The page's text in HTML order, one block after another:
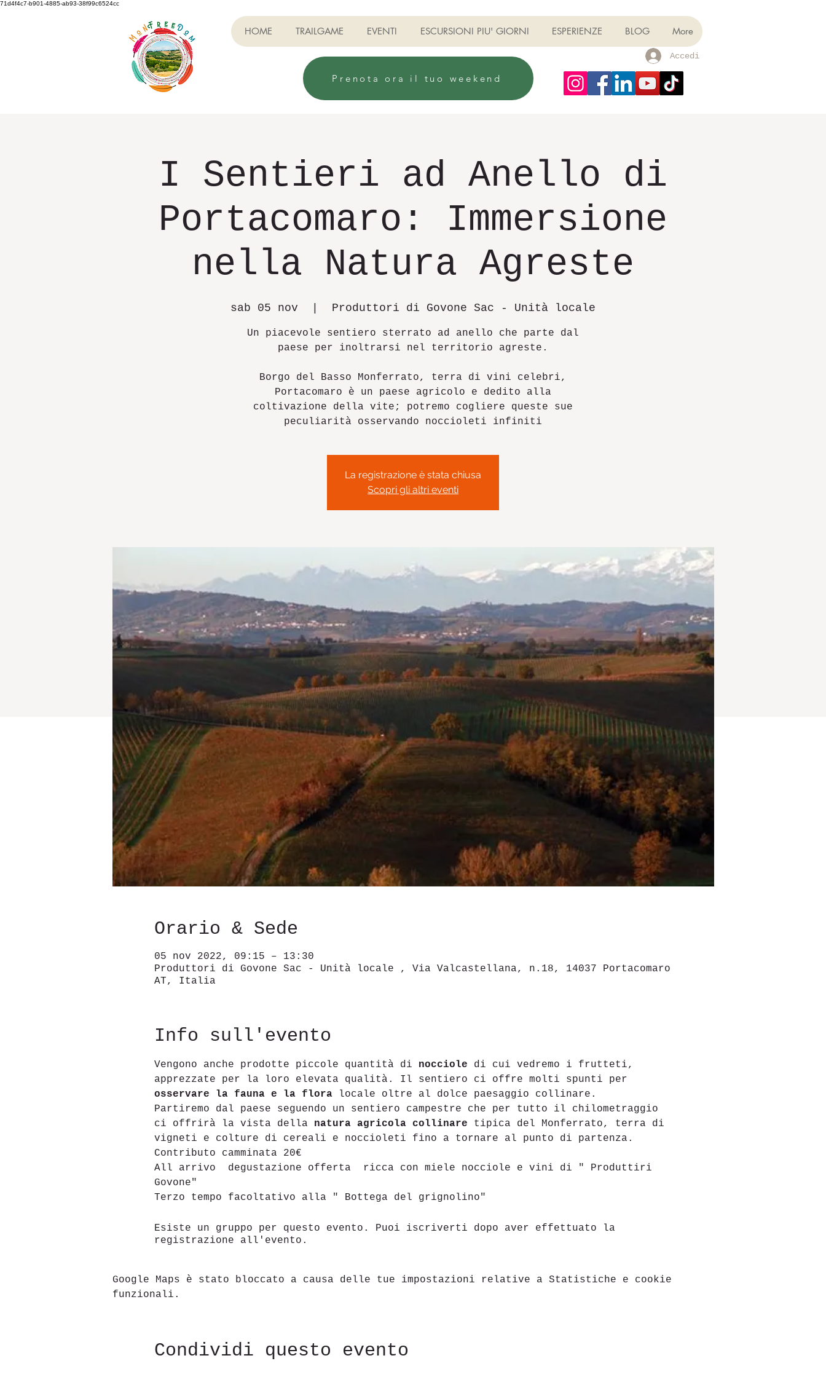
71d4f4c7-b901-4885-ab93-38f99c6524cc
HOME TRAILGAME EVENTI ESCURSIONI PIU' GIORNI ESPERIENZE BLOG More
Accedi
Prenota ora il tuo weekend
I Sentieri ad Anello di
Portacomaro: Immersione
nella Natura Agreste
sab 05 nov Produttori di Govone Sac - Unità locale
Un piacevole sentiero sterrato ad anello che parte dal
paese per inoltrarsi nel territorio agreste.
Borgo del Basso Monferrato, terra di vini celebri,
Portacomaro è un paese agricolo e dedito alla
coltivazione della vite; potremo cogliere queste sue
peculiarità osservando noccioleti infiniti
La registrazione è stata chiusa
Scopri gli altri eventi
Orario & Sede
05 nov 2022, 09:15 – 13:30
Produttori di Govone Sac - Unità locale , Via Valcastellana, n.18, 14037 Portacomaro
AT, Italia
Info sull'evento
Vengono anche prodotte piccole quantità di nocciole di cui vedremo i frutteti,
apprezzate per la loro elevata qualità. Il sentiero ci offre molti spunti per
osservare la fauna e la flora locale oltre al dolce paesaggio collinare.
Partiremo dal paese seguendo un sentiero campestre che per tutto il chilometraggio
ci offrirà la vista della natura agricola collinare tipica del Monferrato, terra di
vigneti e colture di cereali e noccioleti fino a tornare al punto di partenza.
Contributo camminata 20€
All arrivo  degustazione offerta  ricca con miele nocciole e vini di " Produttiri
Govone"
Terzo tempo facoltativo alla " Bottega del grignolino"
Esiste un gruppo per questo evento. Puoi iscriverti dopo aver effettuato la
registrazione all'evento.
Google Maps è stato bloccato a causa delle tue impostazioni relative a Statistiche e cookie
funzionali.
Condividi questo evento